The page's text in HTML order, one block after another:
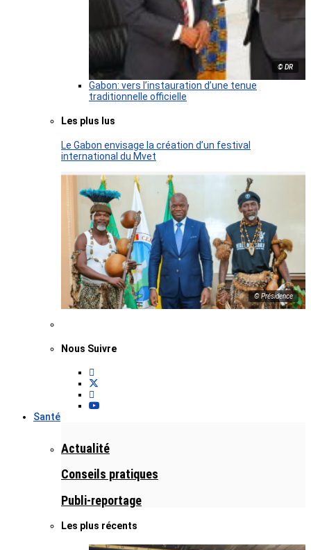
© DR
Gabon: vers l’instauration d’une tenue
traditionnelle officielle
Les plus lus
Le Gabon envisage la création d’un festival
international du Mvet
© Présidence
Nous Suivre
Santé
Actualité
Conseils pratiques
Publi-reportage
Les plus récents